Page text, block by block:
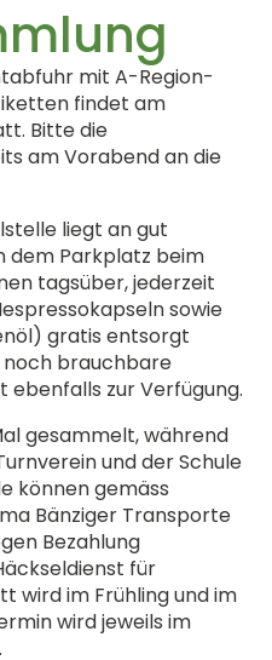
mit A-Region-
findet am
Bitte die
am Vorabend an die
liegt an gut
dem Parkplatz beim
tagsüber, jederzeit
sowie
gratis entsorgt
noch brauchbare
ebenfalls zur Verfügung.
gesammelt, während
und der Schule
können gemäss
Bänziger Transporte
Bezahlung
für
wird im Frühling und im
wird jeweils im